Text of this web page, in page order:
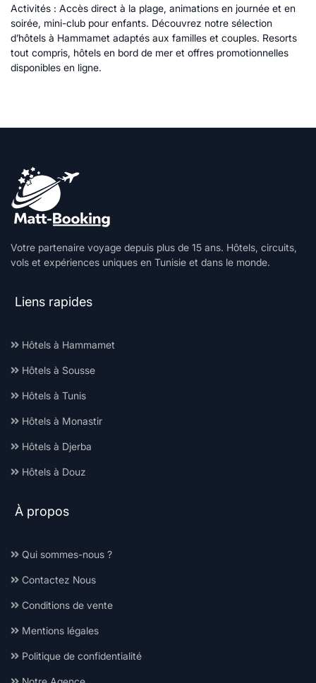
Activités : Accès direct à la plage, animations en journée et en
soirée, mini-club pour enfants. Découvrez notre sélection
d’hôtels à Hammamet adaptés aux familles et couples. Resorts
tout compris, hôtels en bord de mer et offres promotionnelles
disponibles en ligne.
Votre partenaire voyage depuis plus de 15 ans. Hôtels, circuits,
vols et expériences uniques en Tunisie et dans le monde.
Liens rapides
Hôtels à Hammamet
Hôtels à Sousse
Hôtels à Tunis
Hôtels à Monastir
Hôtels à Djerba
Hôtels à Douz
À propos
Qui sommes-nous ?
Contactez Nous
Conditions de vente
Mentions légales
Politique de confidentialité